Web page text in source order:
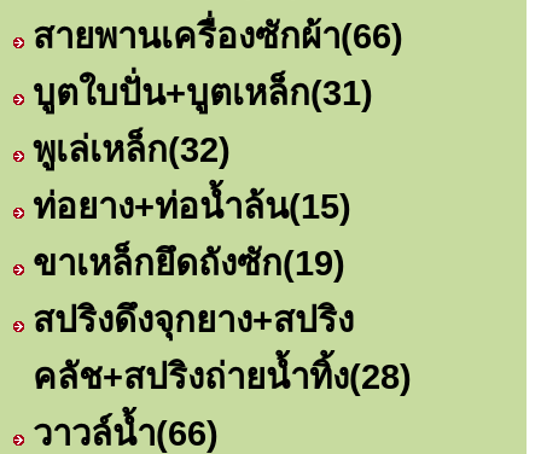
สายพานเครื่องซักผ้า(66)
บูตใบปั่น+บูตเหล็ก(31)
พูเล่เหล็ก(32)
ท่อยาง+ท่อน้ำล้น(15)
ขาเหล็กยึดถังซัก(19)
สปริงดึงจุกยาง+สปริง
คลัช+สปริงถ่ายน้ำทิ้ง(28)
วาวล์น้ำ(66)